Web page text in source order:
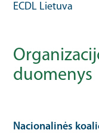
ECDL Lietuva
duomenys
Nacionalinės